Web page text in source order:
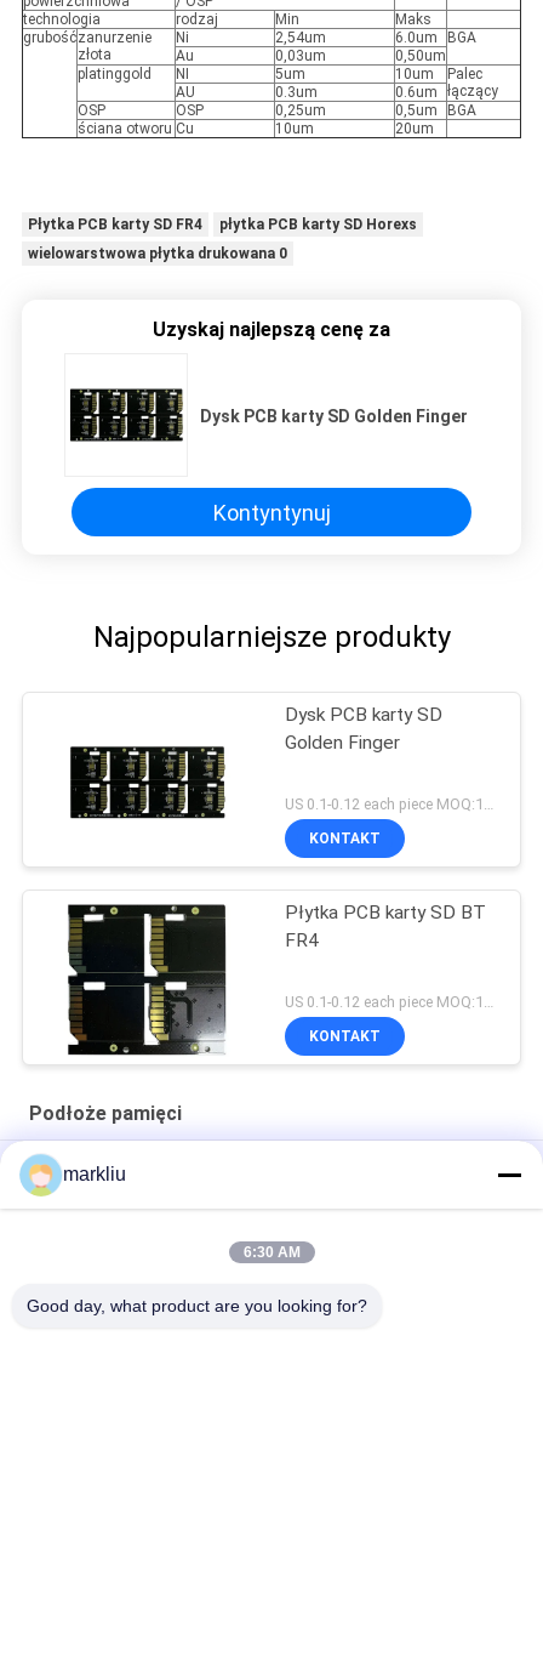
technologia rodzaj Min
Maks
grubośćzanurzenie
złota
Ni 2,54um 6.0um
BGA
Au
0,03um
0,50um
platinggold
NI 5um 10um
Palec
łączący
AU 0.3um
0.6um
OSP
OSP 0,25um 0,5um
BGA
ściana otworu Cu 10um 20um
Płytka PCB karty SD FR4
płytka PCB karty SD Horexs
wielowarstwowa płytka drukowana 0
Uzyskaj najlepszą cenę za
Dysk PCB karty SD Golden Finger
Kontyntynuj
Najpopularniejsze produkty
Dysk PCB karty SD
Golden Finger
US 0.1-0.12 each piece MOQ:1000 sztuk
KONTAKT
Płytka PCB karty SD BT
FR4
KONTAKT
Podłoże pamięci
FMC NAND / Flash Memory Substrate Materiał BT / FR4 70um
na karty pamięci
markliu
6:30 AM
Good day, what product are you looking for?